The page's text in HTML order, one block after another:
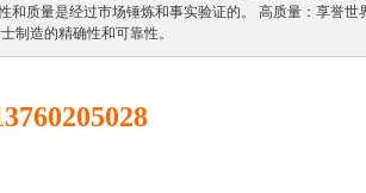
和质量是经过市场锤炼和事实验证的。 高质量：享誉世
制造的精确性和可靠性。